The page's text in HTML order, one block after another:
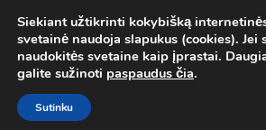
Atgal įKategorija
Siekiant užtikrinti kokybišką
svetainė naudoja slapukus (cookies). Jei
naudokitės svetaine kaip įprastai.
galite sužinoti paspaudus čia.
Sutinku